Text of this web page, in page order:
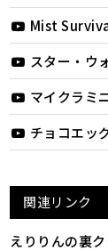
Mist
スター・ウ
マイクラミ
チョコエッ
関連リンク
えりりんの裏ク